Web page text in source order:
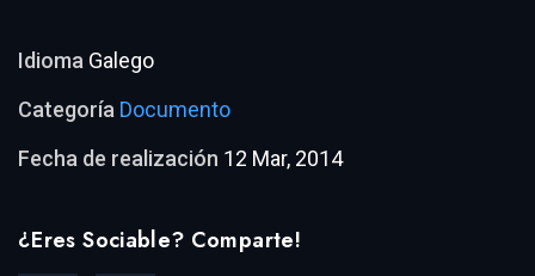
Idioma Galego
Categoría Documento
Fecha de realización 12 Mar, 2014
¿Eres Sociable? Comparte!